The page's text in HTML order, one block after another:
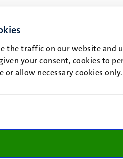
the traffic on our website and
your consent, cookies to
or allow necessary cookies